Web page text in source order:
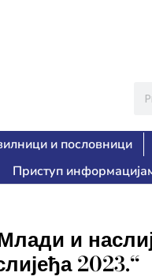
и пословници
Приступ
и
2023.“